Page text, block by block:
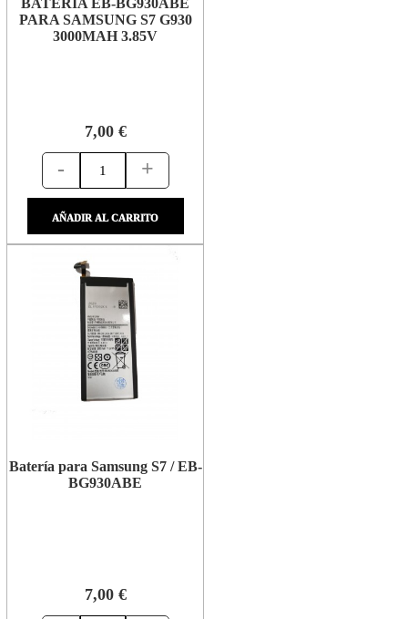
PARA SAMSUNG S7 G930
3000MAH 3.85V
7,00 €
- +
AÑADIR AL CARRITO
Batería para Samsung S7 / EB-
BG930ABE
7,00 €